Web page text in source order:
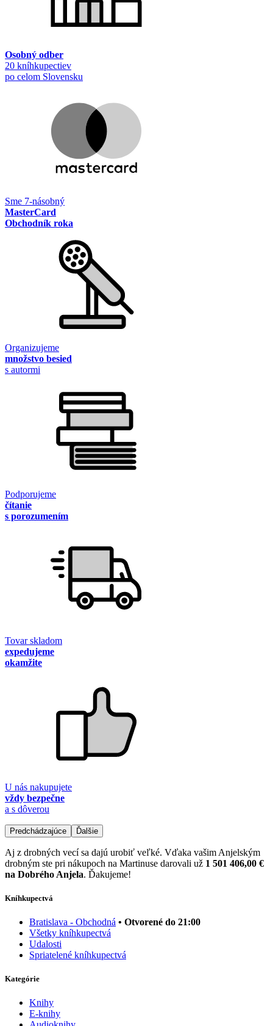
Osobný odber
20 kníhkupectiev
po celom Slovensku
Sme 7-násobný
MasterCard
Obchodník roka
Organizujeme
množstvo besied
s autormi
Podporujeme
čítanie
s porozumením
Tovar skladom
expedujeme
okamžite
U nás nakupujete
vždy bezpečne
a s dôverou
Predchádzajúce Ďalšie
Aj z drobných vecí sa dajú urobiť veľké. Vďaka vašim Anjelským
drobným ste pri nákupoch na Martinuse darovali už 1 501 406,00 €
na Dobrého Anjela. Ďakujeme!
Kníhkupectvá
Bratislava - Obchodná • Otvorené do 21:00
Všetky kníhkupectvá
Udalosti
Spriatelené kníhkupectvá
Kategórie
Knihy
E-knihy